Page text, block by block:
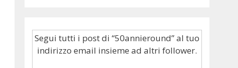
Segui tutti i post di “50annieround” al tuo
indirizzo email insieme ad altri follower.